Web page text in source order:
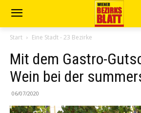
Start Eine Stadt - 23 Bezirke
Mit dem Gastro-
Wein bei der
06/07/2020